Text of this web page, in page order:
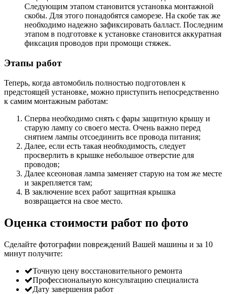
Следующим этапом становится установка монтажной
скобы. Для этого понадобятся саморезе. На скобе так же
необходимо надежно зафиксировать балласт. Последним
этапом в подготовке к установке становится аккуратная
фиксация проводов при промощи стяжек.
Этапы работ
Теперь, когда автомобиль полностью подготовлен к
предстоящей установке, можно приступить непосредственно
к самим монтажным работам:
Сперва необходимо снять с фары защитную крышу и
старую лампу со своего места. Очень важно перед
снятием лампы отсоединить все провода питания;
Далее, если есть такая необходимость, следует
просверлить в крышке небольшое отверстие для
проводов;
Далее ксеоновая лампа заменяет старую на том же месте
и закрепляется там;
В заключение всех работ защитная крышка
возвращается на свое место.
Оценка стоимости работ по фото
Сделайте фотографии повреждений Вашей машины и за 10
минут получите:
Точную цену восстановительного ремонта
Профессиональную консультацию специалиста
Дату завершения работ